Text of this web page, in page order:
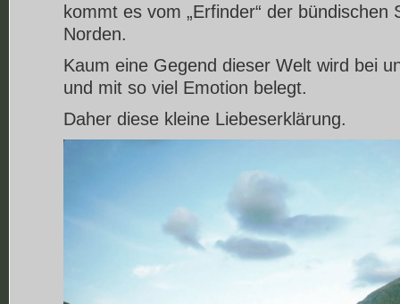
kommt es vom „Erfinder“ der bündischen
Norden.
Kaum eine Gegend dieser Welt wird bei
und mit so viel Emotion belegt.
Daher diese kleine Liebeserklärung.